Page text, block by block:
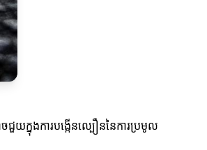
ជួយក្នុងការបង្កើនល្បឿននៃការប្រមូល